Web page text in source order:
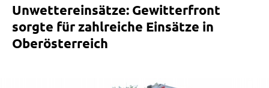
Unwettereinsätze: Gewitterfront
sorgte für zahlreiche Einsätze in
Oberösterreich